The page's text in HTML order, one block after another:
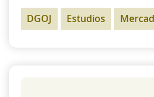
DGOJ Estudios